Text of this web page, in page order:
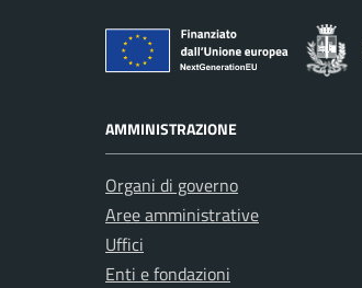
AMMINISTRAZIONE
Organi di governo
Aree amministrative
Uffici
Enti e fondazioni